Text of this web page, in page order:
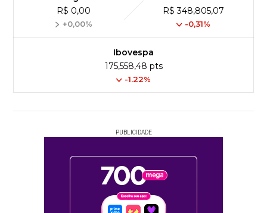
R$ 0,00
+0,00%
R$ 348,805,07
-0,31%
Ibovespa
175,558,48 pts
-1.22%
PUBLICIDADE